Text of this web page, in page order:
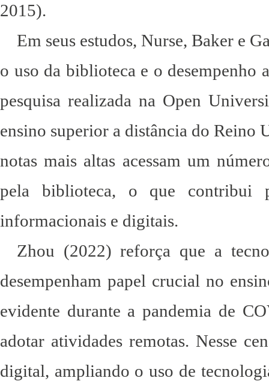
2015).
Em seus estudos, Nurse, Baker e
o uso da biblioteca e o desempenho
pesquisa realizada na Open
ensino superior a distância do Reino
notas mais altas acessam um
pela biblioteca, o que contribui
informacionais e digitais.
Zhou (2022) reforça que a
desempenham papel crucial no
evidente durante a pandemia de
adotar atividades remotas. Nesse
digital, ampliando o uso de